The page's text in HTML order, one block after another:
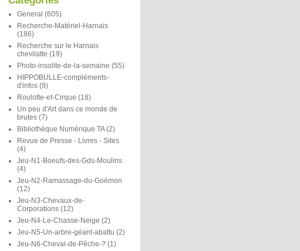
General (605)
Recherche-Matériel-Harnais
(186)
Recherche sur le Harnais
chevilatte (19)
Photo-insolite-de-la-semaine (55)
HIPPOBULLE-compléments-
d'infos (9)
Roulotte-et-Cirque (18)
Un peu d'Art dans ce monde de
brutes (7)
Bibliothèque Numérique TA (2)
Revue de Presse - Livres - Sites
(4)
Jeu-N1-Boeufs-des-Gds-Moulins
(4)
Jeu-N2-Ramassage-du-Goémon
(12)
Jeu-N3-Chevaux-de-
Corporations (12)
Jeu-N4-Le-Chasse-Neige (2)
Jeu-N5-Un-arbre-géant-abattu (2)
Jeu-N6-Cheval-de-Pêche-? (1)